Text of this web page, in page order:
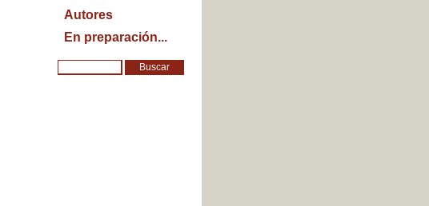
Autores
En preparación...